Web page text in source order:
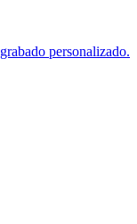
personalizado.